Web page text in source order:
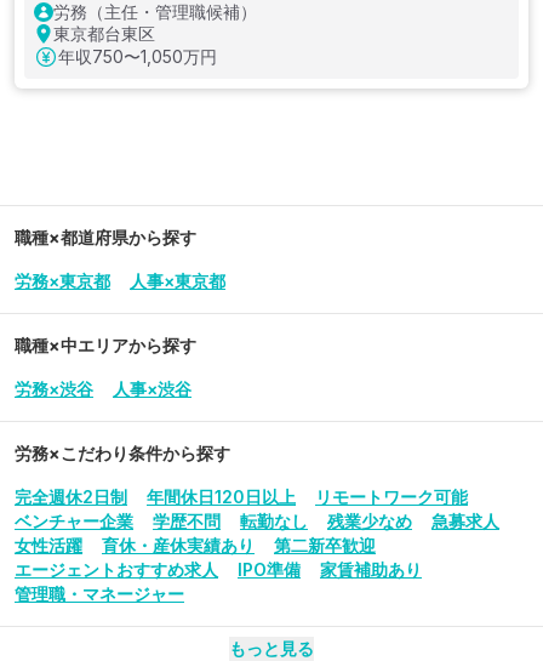
労務（主任・管理職候補）
東京都台東区
年収750〜1,050万円
職種×都道府県から探す
労務×東京都 人事×東京都
職種×中エリアから探す
労務×渋谷 人事×渋谷
労務×こだわり条件から探す
完全週休2日制 年間休日120日以上
リモートワーク可能
ベンチャー企業
学歴不問 転勤なし 残業少なめ
急募求人
女性活躍
育休・産休実績あり
第二新卒歓迎
エージェントおすすめ求人
IPO準備
家賃補助あり
管理職・マネージャー
もっと見る